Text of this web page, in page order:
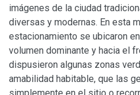
imágenes de la ciudad
diversas y modernas. En esta
estacionamiento se ubicaron
volumen dominante y hacia el
dispusieron algunas zonas
amabilidad habitable, que las